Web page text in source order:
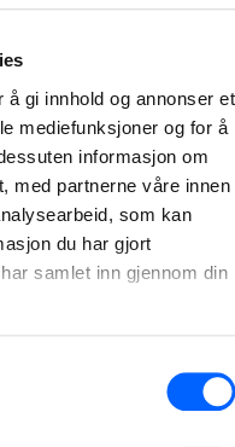
gi innhold og annonser et
mediefunksjoner og for å
informasjon om
med partnerne våre innen
som kan
du har gjort
samlet inn gjennom din
May Jun Jul
Aug